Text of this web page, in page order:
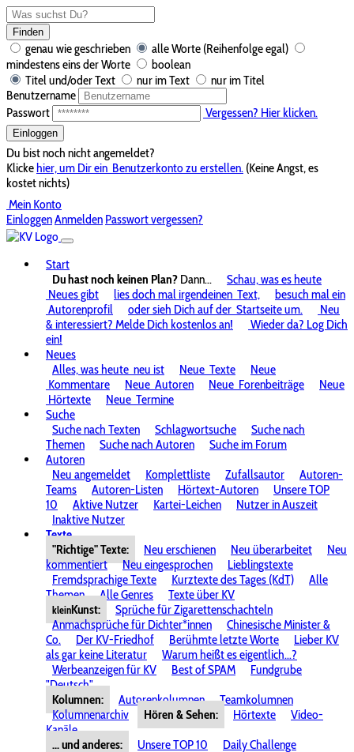
Finden
genau wie geschrieben
alle Worte (Reihenfolge egal)
mindestens eins der Worte
boolean
Titel und/oder Text
nur im Text
nur im Titel
Benutzername
Passwort
Vergessen? Hier klicken.
Einloggen
Du bist noch nicht angemeldet?
Klickehier, um Dir ein Benutzerkonto zu erstellen. (Keine Angst, es
kostet nichts)
Mein Konto
EinloggenAnmelden Passwort vergessen?
Start
Du hast noch keinen Plan? Dann...
Schau, was es heute
Neues gibt
lies doch mal irgendeinen Text,
besuch mal ein
Autorenprofil
oder sieh Dich auf der Startseite um.
Neu
& interessiert? Melde Dich kostenlos an!
Wieder da? Log Dich
ein!
Neues
Alles, was heute neu ist Neue Texte
Neue
Kommentare
Neue Autoren Neue Forenbeiträge
Neue
Hörtexte
Neue Termine
Suche
Suche nach Texten
Schlagwortsuche
Suche nach
Themen
Suche nach Autoren
Suche im Forum
Autoren
Neu angemeldet
Komplettliste Zufallsautor
Autoren-
Teams
Autoren-Listen Hörtext-Autoren
Unsere TOP
10
Aktive Nutzer Kartei-Leichen
Nutzer in Auszeit
Inaktive Nutzer
Texte
"Richtige" Texte:
Neu erschienen Neu überarbeitet
Neu
kommentiert
Neu eingesprochen
Lieblingstexte
Fremdsprachige Texte
Kurztexte des Tages (KdT)
Alle
Themen
Alle Genres Texte über KV
kleinKunst:
Sprüche für Zigarettenschachteln
Anmachsprüche für Dichter*innen
Chinesische Minister &
Co.
Der KV-Friedhof Berühmte letzte Worte
Lieber KV
als gar keine Literatur
Warum heißt es eigentlich...?
Werbeanzeigen für KV
Best of SPAM
Fundgrube
"Deutsch"
Kolumnen:
Autorenkolumnen
Teamkolumnen
Kolumnenarchiv
Hören & Sehen: Hörtexte
Video-
Kanäle
... und anderes:
Unsere TOP 10
Daily Challenge